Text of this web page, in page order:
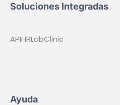
Soluciones Integradas
APIHRLabClinic
Ayuda